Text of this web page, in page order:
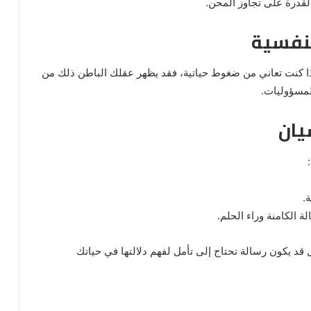
إذا كنت تعاني من ضغوط حياتية، فقد يظهر عقلك الباطن ذلك من
الكامنة وراء الحلم.
يكون رسالة تحتاج إلى تأمل لفهم دلالتها في حياتك